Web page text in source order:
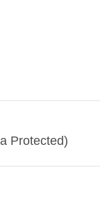
Protected)